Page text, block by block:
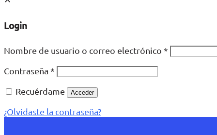
Login
Nombre de usuario o correo electrónico *
Contraseña *
Recuérdame
Acceder
¿Olvidaste la contraseña?